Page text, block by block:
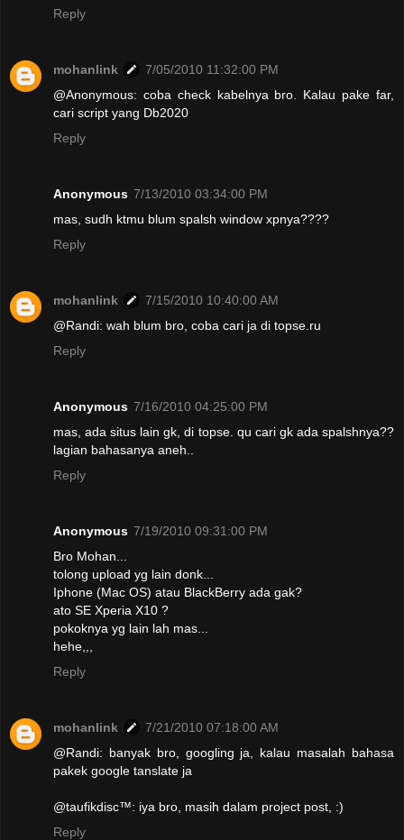
Reply
mohanlink
7/05/2010 11:32:00 PM
@Anonymous: coba check kabelnya bro. Kalau pake far,
cari script yang Db2020
Reply
Anonymous 7/13/2010 03:34:00 PM
mas, sudh ktmu blum spalsh window xpnya????
Reply
mohanlink
7/15/2010 10:40:00 AM
@Randi: wah blum bro, coba cari ja di topse.ru
Reply
Anonymous 7/16/2010 04:25:00 PM
mas, ada situs lain gk, di topse. qu cari gk ada spalshnya??
lagian bahasanya aneh..
Reply
Anonymous 7/19/2010 09:31:00 PM
Bro Mohan...
tolong upload yg lain donk...
Iphone (Mac OS) atau BlackBerry ada gak?
ato SE Xperia X10 ?
pokoknya yg lain lah mas...
hehe,,,
Reply
mohanlink
7/21/2010 07:18:00 AM
@Randi: banyak bro, googling ja, kalau masalah bahasa
pakek google tanslate ja
@taufikdisc™: iya bro, masih dalam project post, :)
Reply